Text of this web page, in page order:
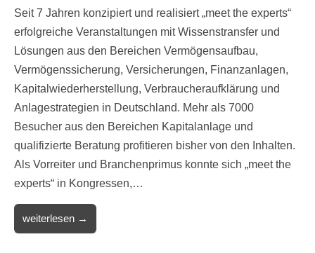
Seit 7 Jahren konzipiert und realisiert „meet the experts“
erfolgreiche Veranstaltungen mit Wissenstransfer und
Lösungen aus den Bereichen Vermögensaufbau,
Vermögenssicherung, Versicherungen, Finanzanlagen,
Kapitalwiederherstellung, Verbraucheraufklärung und
Anlagestrategien in Deutschland. Mehr als 7000
Besucher aus den Bereichen Kapitalanlage und
qualifizierte Beratung profitieren bisher von den Inhalten.
Als Vorreiter und Branchenprimus konnte sich „meet the
experts“ in Kongressen,…
weiterlesen →